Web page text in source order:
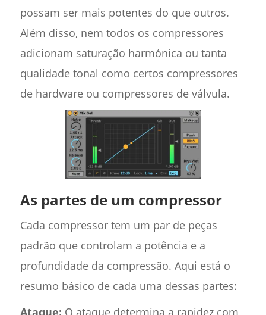
possam ser mais potentes do que outros.
Além disso, nem todos os compressores
adicionam saturação harmónica ou tanta
qualidade tonal como certos compressores
de hardware ou compressores de válvula.
As partes de um compressor
Cada compressor tem um par de peças
padrão que controlam a potência e a
profundidade da compressão. Aqui está o
resumo básico de cada uma dessas partes:
Ataque: O ataque determina a rapidez com